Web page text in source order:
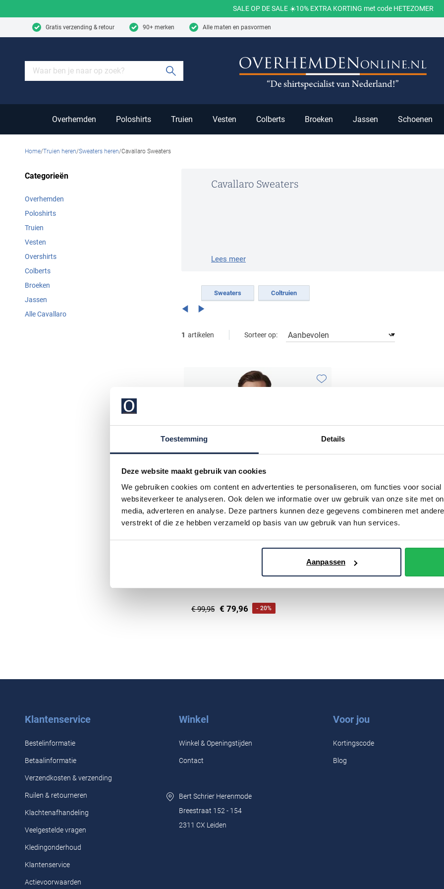
Toestemming Details
Deze website maakt gebruik van cookies
We gebruiken cookies om content en advertenties te personaliseren, om functies voor
websiteverkeer te analyseren. Ook delen we informatie over uw gebruik van onze site met
media, adverteren en analyse. Deze partners kunnen deze gegevens combineren met
verstrekt of die ze hebben verzameld op basis van uw gebruik van hun services.
Aanpassen
SALE OP DE SALE ☀️10% EXTRA KORTING met code HETEZOMER
Gratis verzending & retour 90+ merken Alle maten en pasvormen
Overhemden Poloshirts Truien Vesten Colberts Broeken Jassen Schoenen
Home Truien heren Sweaters heren Cavallaro Sweaters
Cavallaro Sweaters
Lees meer
Sweaters Coltruien
Categorieën
Overhemden
Poloshirts
Truien
Vesten
Overshirts
Colberts
Broeken
Jassen
Alle Cavallaro
1 artikelen Sorteer op:
€ 99,95 € 79,96 - 20%
Klantenservice
Bestelinformatie
Betaalinformatie
Verzendkosten & verzending
Ruilen & retourneren
Klachtenafhandeling
Veelgestelde vragen
Kledingonderhoud
Klantenservice
Actievoorwaarden
Winkel
Winkel & Openingstijden
Contact
Bert Schrier Herenmode
Breestraat 152 - 154
2311 CX Leiden
Voor jou
Kortingscode
Blog